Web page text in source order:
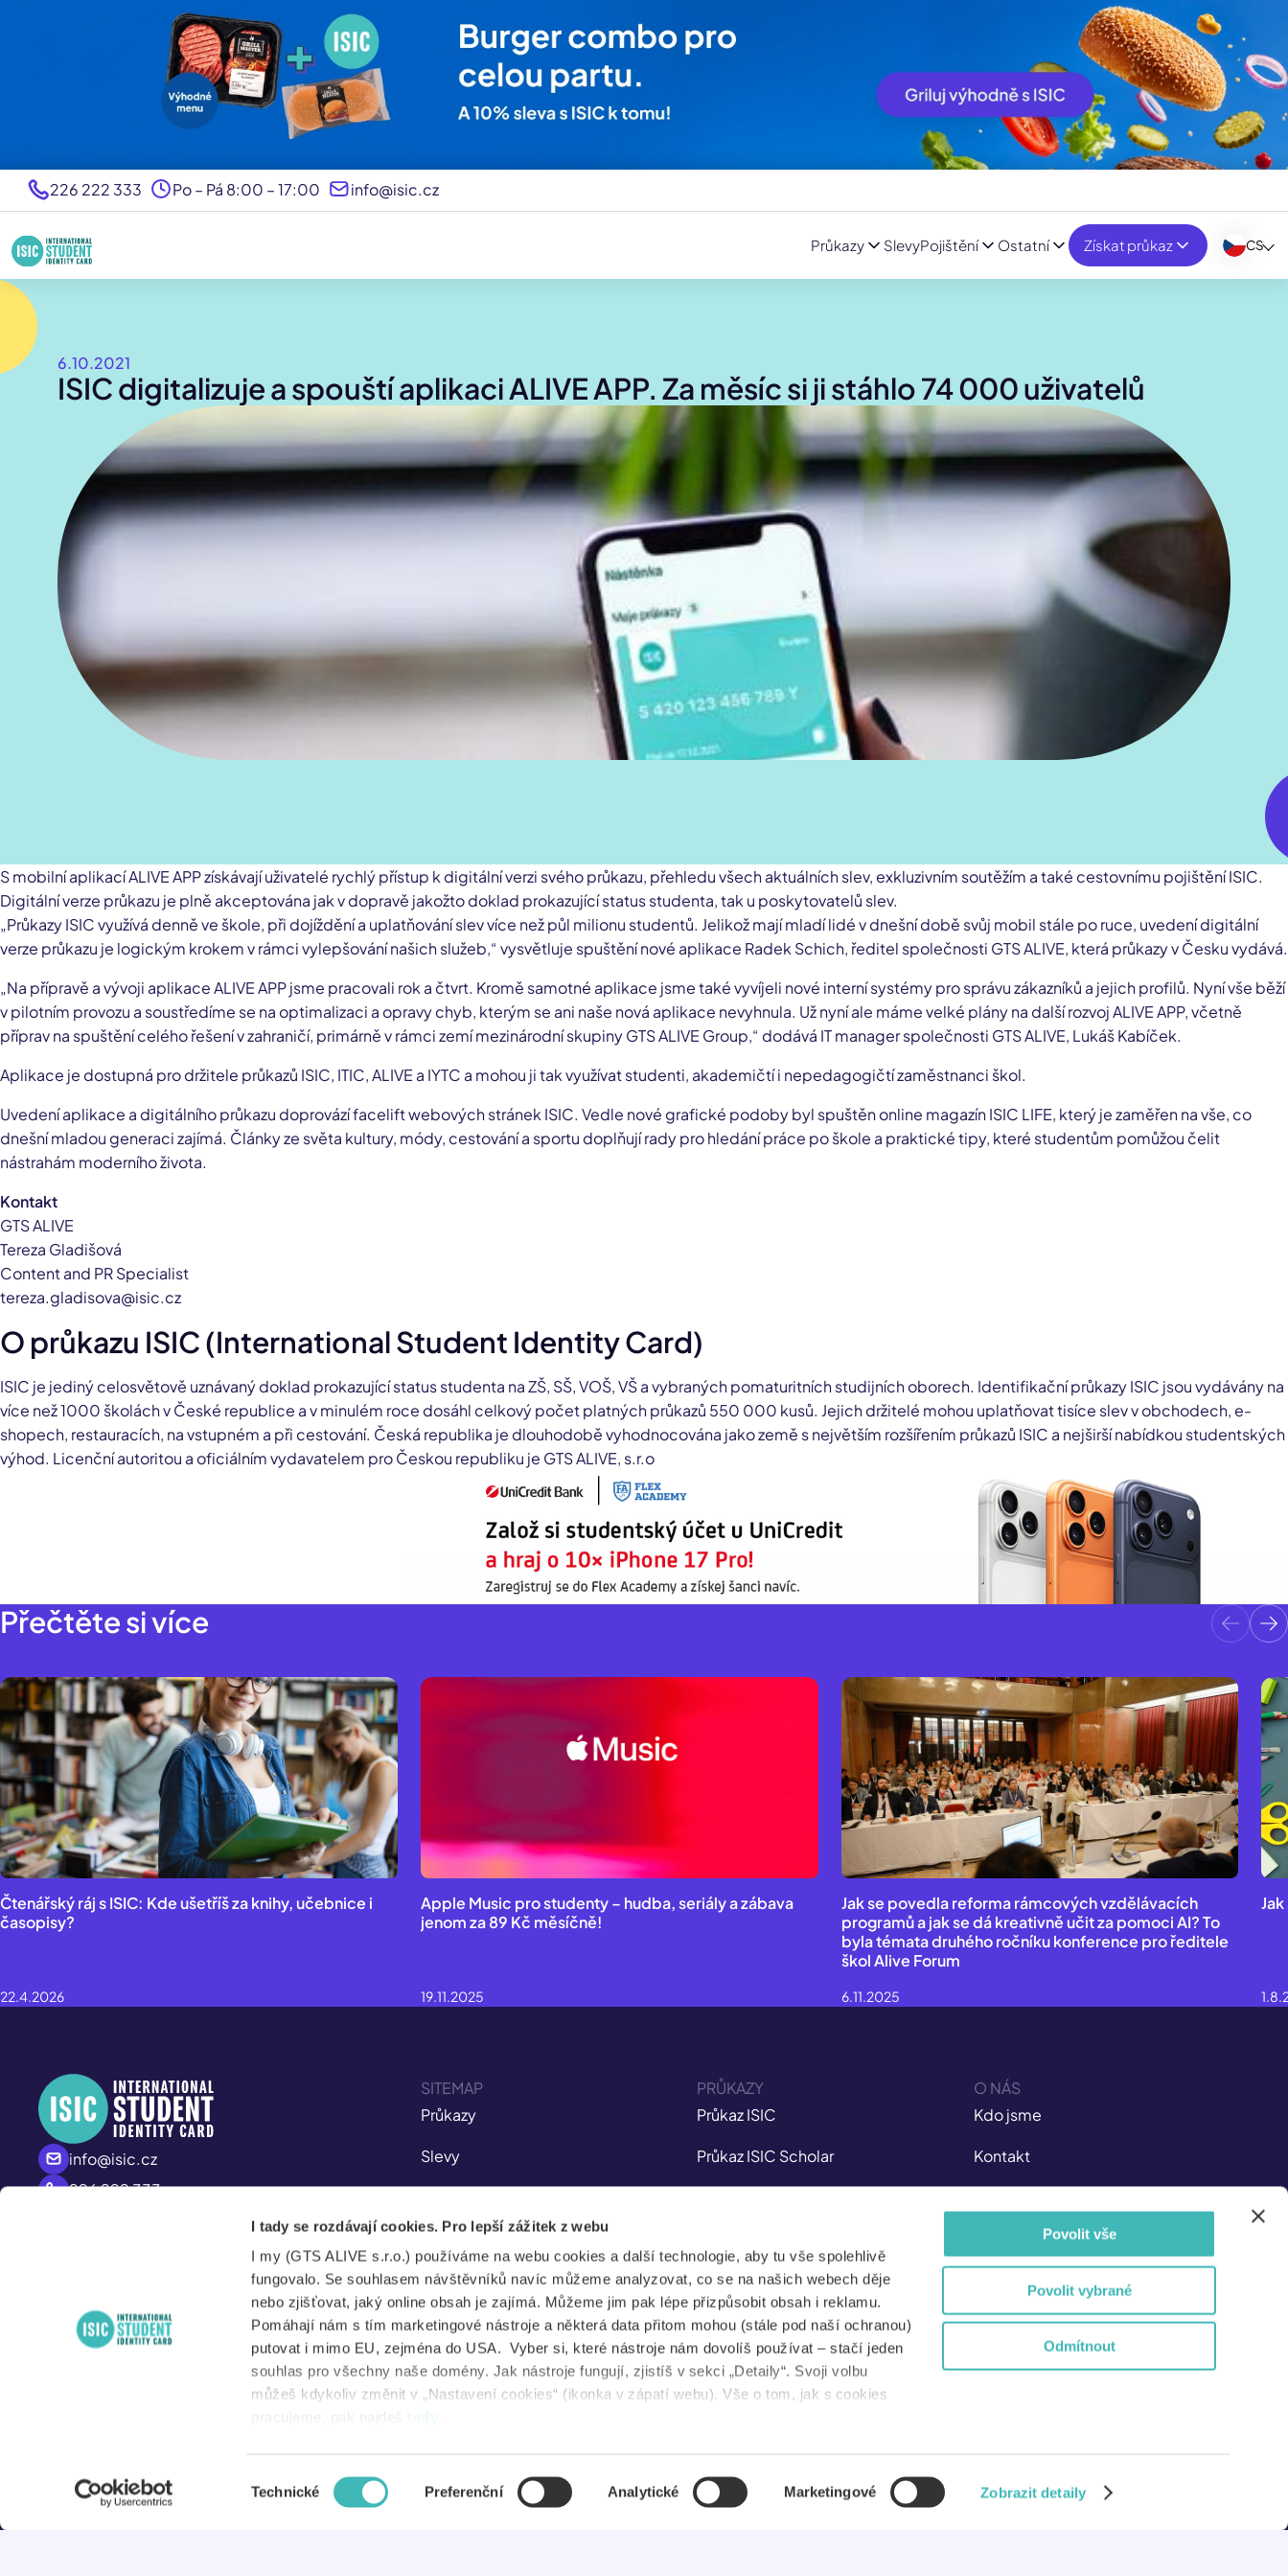
I tady se rozdávají cookies. Pro lepší zážitek z webu
I my (GTS ALIVE s.r.o.) používáme na webu cookies a další technologie, aby tu vše spolehlivě
fungovalo. Se souhlasem návštěvníků navíc můžeme analyzovat, co se na našich webech děje
nebo zjišťovat, jaký online obsah je zajímá. Můžeme jim pak lépe přizpůsobit obsah i reklamu.
Pomáhají nám s tím marketingové nástroje a některá data přitom mohou (stále pod naší ochranou)
putovat i mimo EU, zejména do USA. Vyber si, které nástroje nám dovolíš používat – stačí jeden
souhlas pro všechny naše domény. Jak nástroje fungují, zjistíš v sekci „Detaily“. Svoji volbu
můžeš kdykoliv změnit v „Nastavení cookies“ (ikonka v zápatí webu). Vše o tom, jak s cookies
souhlasu
Technické Preferenční Analytické Marketingové Zobrazit detaily
Povolit vše
Povolit vybrané
Odmítnout
Průkazy SlevyPojištění Získat průkaz
Ostatní CS
226 222 333 Po – Pá 8:00 – 17:00 info@isic.cz
6.10.2021
ISIC digitalizuje a spouští aplikaci ALIVE APP. Za měsíc si ji stáhlo 74 000 uživatelů
S mobilní aplikací ALIVE APP získávají uživatelé rychlý přístup k digitální verzi svého průkazu, přehledu všech aktuálních slev, exkluzivním soutěžím a také cestovnímu pojištění ISIC.
Digitální verze průkazu je plně akceptována jak v dopravě jakožto doklad prokazující status studenta, tak u poskytovatelů slev.
„Průkazy ISIC využívá denně ve škole, při dojíždění a uplatňování slev více než půl milionu studentů. Jelikož mají mladí lidé v dnešní době svůj mobil stále po ruce, uvedení digitální
verze průkazu je logickým krokem v rámci vylepšování našich služeb,“ vysvětluje spuštění nové aplikace Radek Schich, ředitel společnosti GTS ALIVE, která průkazy v Česku vydává.
„Na přípravě a vývoji aplikace ALIVE APP jsme pracovali rok a čtvrt. Kromě samotné aplikace jsme také vyvíjeli nové interní systémy pro správu zákazníků a jejich profilů. Nyní vše běží
v pilotním provozu a soustředíme se na optimalizaci a opravy chyb, kterým se ani naše nová aplikace nevyhnula. Už nyní ale máme velké plány na další rozvoj ALIVE APP, včetně
příprav na spuštění celého řešení v zahraničí, primárně v rámci zemí mezinárodní skupiny GTS ALIVE Group,“ dodává IT manager společnosti GTS ALIVE, Lukáš Kabíček.
Aplikace je dostupná pro držitele průkazů ISIC, ITIC, ALIVE a IYTC a mohou ji tak využívat studenti, akademičtí i nepedagogičtí zaměstnanci škol.
Uvedení aplikace a digitálního průkazu doprovází facelift webových stránek ISIC. Vedle nové grafické podoby byl spuštěn online magazín ISIC LIFE, který je zaměřen na vše, co
dnešní mladou generaci zajímá. Články ze světa kultury, módy, cestování a sportu doplňují rady pro hledání práce po škole a praktické tipy, které studentům pomůžou čelit
nástrahám moderního života.
Kontakt
GTS ALIVE
Tereza Gladišová
Content and PR Specialist
tereza.gladisova@isic.cz
O průkazu ISIC (International Student Identity Card)
ISIC je jediný celosvětově uznávaný doklad prokazující status studenta na ZŠ, SŠ, VOŠ, VŠ a vybraných pomaturitních studijních oborech. Identifikační průkazy ISIC jsou vydávány na
více než 1000 školách v České republice a v minulém roce dosáhl celkový počet platných průkazů 550 000 kusů. Jejich držitelé mohou uplatňovat tisíce slev v obchodech, e-
shopech, restauracích, na vstupném a při cestování. Česká republika je dlouhodobě vyhodnocována jako země s největším rozšířením průkazů ISIC a nejširší nabídkou studentských
výhod. Licenční autoritou a oficiálním vydavatelem pro Českou republiku je GTS ALIVE, s.r.o
Přečtěte si více
Čtenářský ráj s ISIC: Kde ušetříš za knihy, učebnice i
časopisy?
22.4.2026
Apple Music pro studenty – hudba, seriály a zábava
jenom za 89 Kč měsíčně!
19.11.2025
Jak se povedla reforma rámcových vzdělávacích
programů a jak se dá kreativně učit za pomoci AI? To
byla témata druhého ročníku konference pro ředitele
škol Alive Forum
6.11.2025
info@isic.cz
226 222 333
SITEMAP
Průkazy
Slevy
Aplikace
Student Jobs
FAQ
Novinky
Duševní zdraví
O NÁS
Kdo jsme
Kontakt
Dokumenty
Pro partnery
PRŮKAZY
Průkaz ISIC
Průkaz ISIC Scholar
Průkaz AliveID
© 2026 ISIC